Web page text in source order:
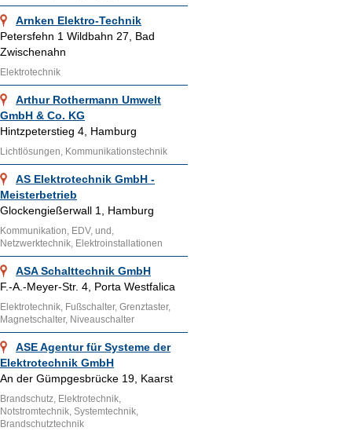
Arnken Elektro-Technik
Petersfehn 1 Wildbahn 27, Bad
Zwischenahn
Elektrotechnik
Arthur Rothermann Umwelt
GmbH & Co. KG
Hintzpeterstieg 4, Hamburg
Lichtlösungen, Kommunikationstechnik
AS Elektrotechnik GmbH -
Meisterbetrieb
Glockengießerwall 1, Hamburg
Kommunikation, EDV, und,
Netzwerktechnik, Elektroinstallationen
ASA Schalttechnik GmbH
F.-A.-Meyer-Str. 4, Porta Westfalica
Elektrotechnik, Fußschalter, Grenztaster,
Magnetschalter, Niveauschalter
ASE Agentur für Systeme der
Elektrotechnik GmbH
An der Gümpgesbrücke 19, Kaarst
Brandschutz, Elektrotechnik,
Notstromtechnik, Systemtechnik,
Brandschutztechnik